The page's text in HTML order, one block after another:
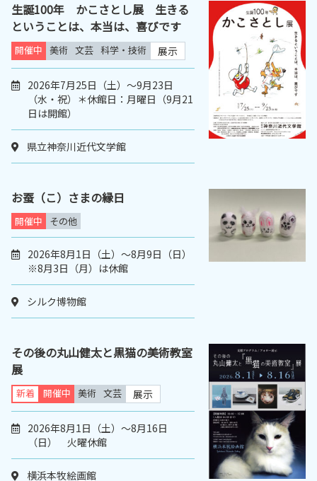
生誕100年 かこさとし展 生きる
ということは、本当は、喜びです
開催中 美術 文芸 科学・技術 展示
2026年7月25日（土）～9月23日
（水・祝）＊休館日：月曜日（9月21
日は開館）
県立神奈川近代文学館
お蚕（こ）さまの縁日
開催中 その他
2026年8月1日（土）～8月9日（日）
※8月3日（月）は休館
シルク博物館
その後の丸山健太と黒猫の美術教室
展
新着 開催中 美術 文芸 展示
2026年8月1日（土）～8月16日
（日） 火曜休館
横浜本牧絵画館